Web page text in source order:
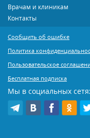
Врачам и клиникам
Контакты
Сообщить об ошибке
Политика
Пользовательское
Бесплатная подписка
Мы в социальных